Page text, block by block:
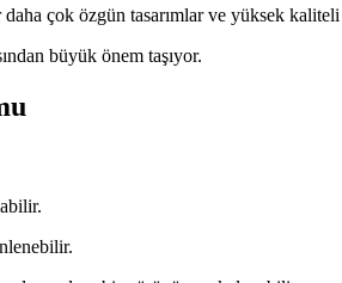
çok özgün tasarımlar ve yüksek
büyük önem taşıyor.